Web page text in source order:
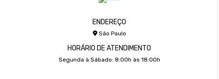
ENDEREÇO
São Paulo
HORÁRIO DE ATENDIMENTO
Segunda à Sábado: 8:00h às 18:00h